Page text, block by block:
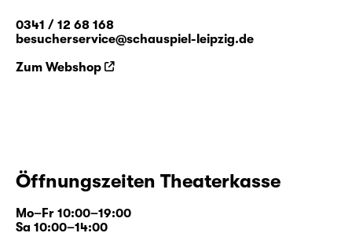
0341 / 12 68 168
besucherservice@schauspiel-leipzig.de
Zum Webshop
Öffnungszeiten Theaterkasse
Mo–Fr 10:00–19:00
Sa 10:00–14:00